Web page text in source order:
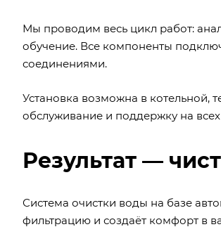
Мы проводим весь цикл работ:
обучение. Все компоненты
соединениями.
Установка возможна в котельной,
обслуживание и поддержку на всех
Результат —
Система очистки воды на базе
фильтрацию и создаёт комфорт в